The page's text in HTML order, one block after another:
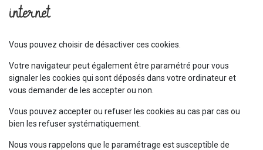
internet
Vous pouvez choisir de désactiver ces cookies.
Votre navigateur peut également être paramétré pour vous
signaler les cookies qui sont déposés dans votre ordinateur et
vous demander de les accepter ou non.
Vous pouvez accepter ou refuser les cookies au cas par cas ou
bien les refuser systématiquement.
Nous vous rappelons que le paramétrage est susceptible de